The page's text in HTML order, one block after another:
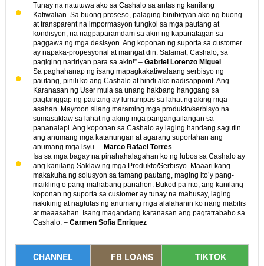
Tunay na natutuwa ako sa Cashalo sa antas ng kanilang
Katiwalian. Sa buong proseso, palaging binibigyan ako ng buong
at transparent na impormasyon tungkol sa mga pautang at
kondisyon, na nagpaparamdam sa akin ng kapanatagan sa
paggawa ng mga desisyon. Ang koponan ng suporta sa customer
ay napaka-propesyonal at maingat din. Salamat, Cashalo, sa
pagiging naririyan para sa akin!” – Gabriel Lorenzo Miguel
Sa paghahanap ng isang mapagkakatiwalaang serbisyo ng
pautang, pinili ko ang Cashalo at hindi ako nadisappoint. Ang
Karanasan ng User mula sa unang hakbang hanggang sa
pagtanggap ng pautang ay lumampas sa lahat ng aking mga
asahan. Mayroon silang maraming mga produkto/serbisyo na
sumasaklaw sa lahat ng aking mga pangangailangan sa
pananalapi. Ang koponan sa Cashalo ay laging handang sagutin
ang anumang mga katanungan at agarang suportahan ang
anumang mga isyu. – Marco Rafael Torres
Isa sa mga bagay na pinahahalagahan ko ng lubos sa Cashalo ay
ang kanilang Saklaw ng mga Produkto/Serbisyo. Maaari kang
makakuha ng solusyon sa tamang pautang, maging ito’y pang-
maikling o pang-mahabang panahon. Bukod pa rito, ang kanilang
koponan ng suporta sa customer ay tunay na mahusay, laging
nakikinig at naglutas ng anumang mga alalahanin ko nang mabilis
at maaasahan. Isang magandang karanasan ang pagtatrabaho sa
Cashalo. – Carmen Sofia Enriquez
CHANNEL
FB LOANS
TIKTOK